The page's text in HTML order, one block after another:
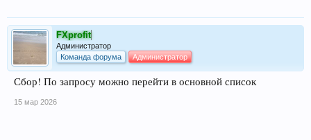
FXprofit
Администратор
Команда форума
Администратор
Сбор! По запросу можно перейти в основной список
15 мар 2026